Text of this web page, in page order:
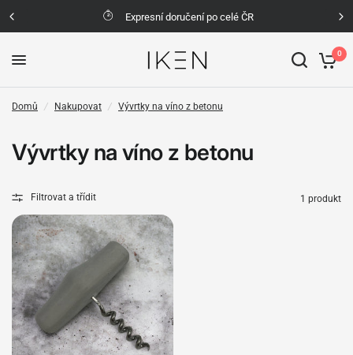
Expresní doručení po celé ČR
0
Domů / Nakupovat / Vývrtky na víno z betonu
Vývrtky na víno z betonu
Filtrovat a třídit 1 produkt